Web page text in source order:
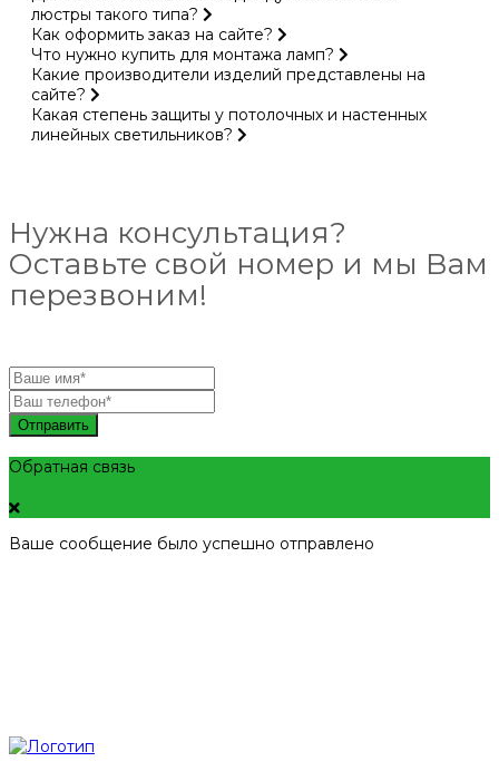
люстры такого типа?
Как оформить заказ на сайте?
Что нужно купить для монтажа ламп?
Какие производители изделий представлены на
сайте?
Какая степень защиты у потолочных и настенных
линейных светильников?
Нужна консультация?
Оставьте свой номер и мы Вам
перезвоним!
Отправить
Обратная связь
Ваше сообщение было успешно отправлено